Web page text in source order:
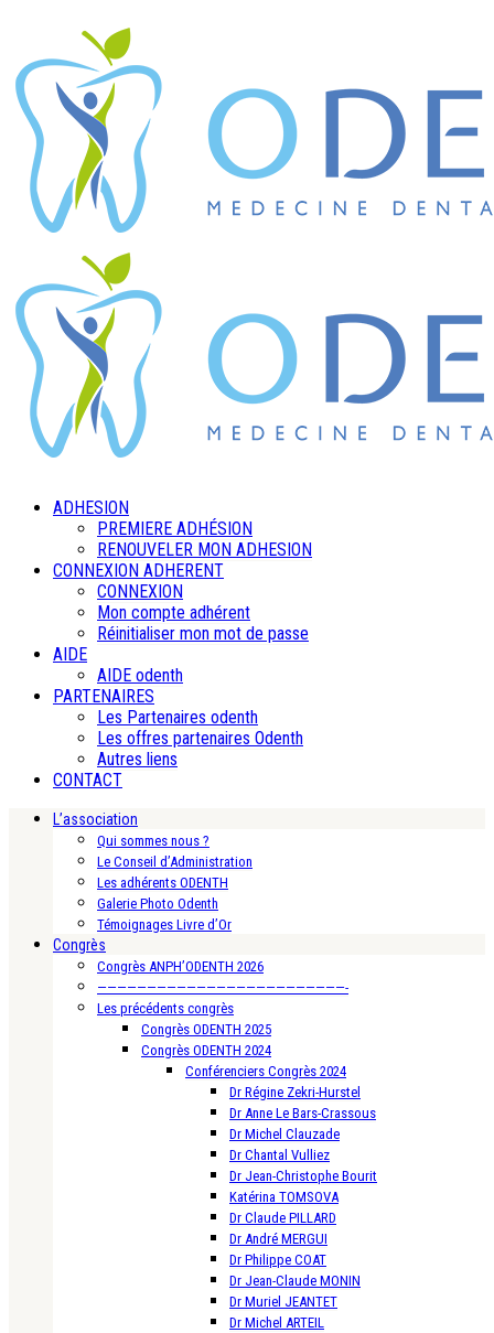
ADHESION
PREMIERE ADHÉSION
RENOUVELER MON ADHESION
CONNEXION ADHERENT
CONNEXION
Mon compte adhérent
Réinitialiser mon mot de passe
AIDE
AIDE odenth
PARTENAIRES
Les Partenaires odenth
Les offres partenaires Odenth
Autres liens
CONTACT
L’association
Qui sommes nous ?
Le Conseil d’Administration
Les adhérents ODENTH
Galerie Photo Odenth
Témoignages Livre d’Or
Congrès
Congrès ANPH’ODENTH 2026
—————————————————————————-
Les précédents congrès
Congrès ODENTH 2025
Congrès ODENTH 2024
Conférenciers Congrès 2024
Dr Régine Zekri-Hurstel
Dr Anne Le Bars-Crassous
Dr Michel Clauzade
Dr Chantal Vulliez
Dr Jean-Christophe Bourit
Katérina TOMSOVA
Dr Claude PILLARD
Dr André MERGUI
Dr Philippe COAT
Dr Jean-Claude MONIN
Dr Muriel JEANTET
Dr Michel ARTEIL